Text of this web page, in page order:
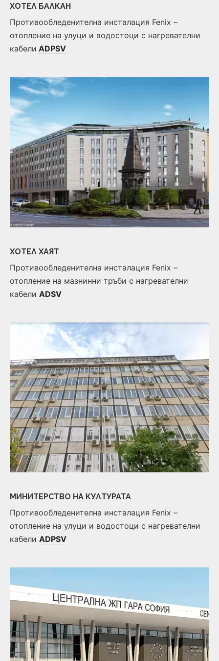
ХОТЕЛ БАЛКАН
Противообледенителна инсталация Fenix –
отопление на улуци и водостоци с нагревателни
кабели ADPSV
ХОТЕЛ ХАЯТ
Противообледенителна инсталация Fenix –
отопление на мазнинни тръби с нагревателни
кабели ADSV
МИНИТЕРСТВО НА КУЛТУРАТА
Противообледенителна инсталация Fenix –
отопление на улуци и водостоци с нагревателни
кабели ADPSV